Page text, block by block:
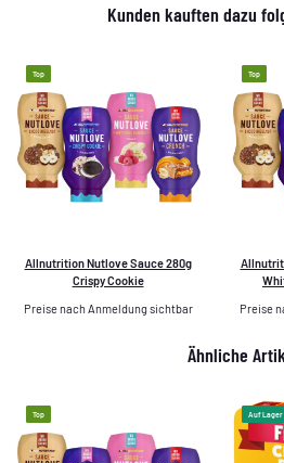
Kunden kauften dazu
Top
Allnutrition Nutlove Sauce 280g
Crispy Cookie
Preise nach Anmeldung sichtbar
Top
Preise
Ähnliche
Top Auf Lager